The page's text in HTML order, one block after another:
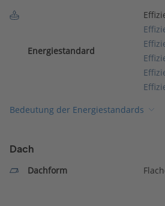
Energiestandard
Bedeutung der Energiestandards
Dach
Dachform